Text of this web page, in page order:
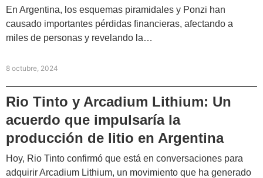
En Argentina, los esquemas piramidales y Ponzi han
causado importantes pérdidas financieras, afectando a
miles de personas y revelando la…
8 octubre, 2024
Rio Tinto y Arcadium Lithium: Un
acuerdo que impulsaría la
producción de litio en Argentina
Hoy, Rio Tinto confirmó que está en conversaciones para
adquirir Arcadium Lithium, un movimiento que ha generado